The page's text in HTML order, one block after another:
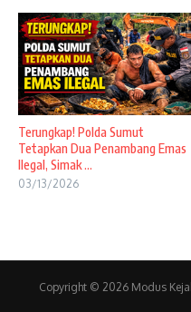
Terungkap! Polda Sumut
Tetapkan Dua Penambang Emas
Ilegal, Simak ...
03/13/2026
Copyright © 2026 Modus